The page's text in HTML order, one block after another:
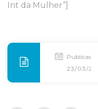
Int da Mulher”]
Publicado
23/03/